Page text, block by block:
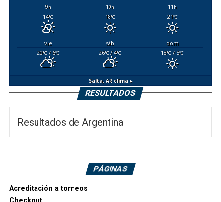
9h 10h 11h
14°C 18°C 21°C
vie sáb
dom
20°C/ 6°C 26°C / 4°C 18°C / 5°C
Salta, ARclima ▸
RESULTADOS
Resultados de Argentina
PÁGINAS
Acreditación a torneos